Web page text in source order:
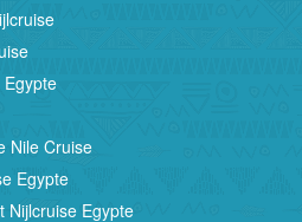
Egypte
Nile Cruise
Egypte
Nijlcruise Egypte